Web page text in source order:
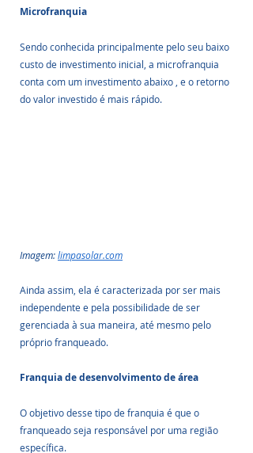
Microfranquia
Sendo conhecida principalmente pelo seu baixo
custo de investimento inicial, a microfranquia
conta com um investimento abaixo , e o retorno
do valor investido é mais rápido.
Imagem: limpasolar.com
Ainda assim, ela é caracterizada por ser mais
independente e pela possibilidade de ser
gerenciada à sua maneira, até mesmo pelo
próprio franqueado.
Franquia de desenvolvimento de área
O objetivo desse tipo de franquia é que o
franqueado seja responsável por uma região
específica.